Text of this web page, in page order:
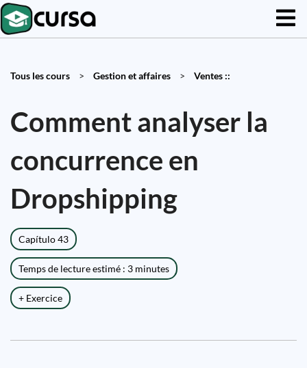
Tous les cours > Gestion et affaires > Ventes ::
Comment analyser la
concurrence en
Dropshipping
Capítulo 43
Temps de lecture estimé : 3 minutes
+ Exercice